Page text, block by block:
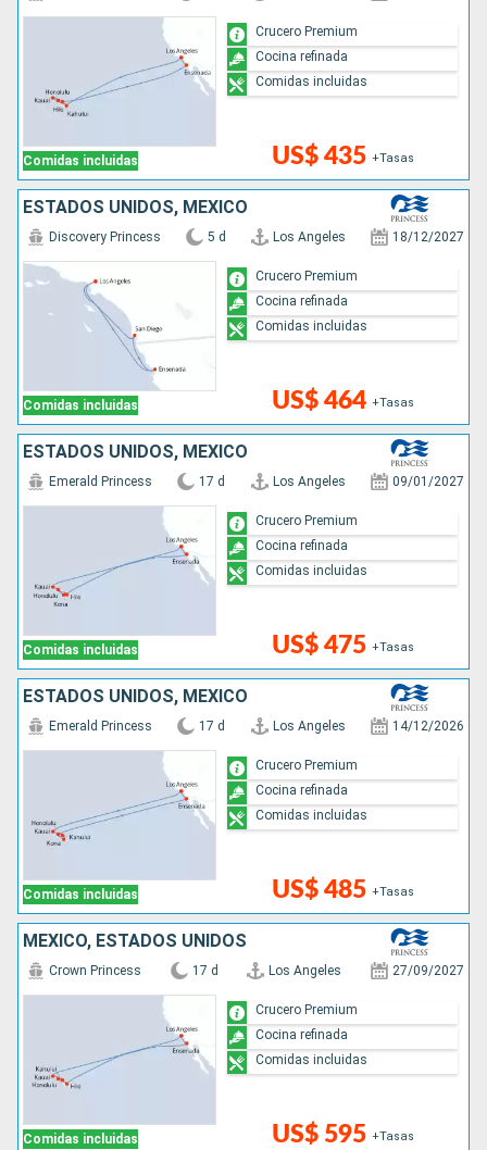
Comidas incluidas US$ 435 +Tasas
Crucero Premium
Cocina refinada
Comidas incluidas
ESTADOS UNIDOS, MÉXICO
Comidas incluidas
Discovery Princess 5 d Los Angeles 18/12/2027
US$ 464 +Tasas
Crucero Premium
Cocina refinada
Comidas incluidas
ESTADOS UNIDOS, MÉXICO
Comidas incluidas
Emerald Princess 17 d Los Angeles 09/01/2027
US$ 475 +Tasas
Crucero Premium
Cocina refinada
Comidas incluidas
ESTADOS UNIDOS, MÉXICO
Comidas incluidas
Emerald Princess 17 d Los Angeles 14/12/2026
US$ 485 +Tasas
Crucero Premium
Cocina refinada
Comidas incluidas
MÉXICO, ESTADOS UNIDOS
Comidas incluidas
Crown Princess 17 d Los Angeles 27/09/2027
US$ 595 +Tasas
Crucero Premium
Cocina refinada
Comidas incluidas